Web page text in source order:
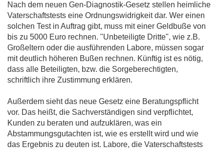
Nach dem neuen Gen-Diagnostik-Gesetz stellen heimliche
Vaterschaftstests eine Ordnungswidrigkeit dar. Wer einen
solchen Test in Auftrag gibt, muss mit einer Geldbuße von
bis zu 5000 Euro rechnen. "Unbeteiligte Dritte", wie z.B.
Großeltern oder die ausführenden Labore, müssen sogar
mit deutlich höheren Bußen rechnen. Künftig ist es nötig,
dass alle Beteiligten, bzw. die Sorgeberechtigten,
schriftlich ihre Zustimmung erklären.
Außerdem sieht das neue Gesetz eine Beratungspflicht
vor. Das heißt, die Sachverständigen sind verpflichtet,
Kunden zu beraten und aufzuklären, was ein
Abstammungsgutachten ist, wie es erstellt wird und wie
das Ergebnis zu deuten ist. Labore, die Vaterschaftstests